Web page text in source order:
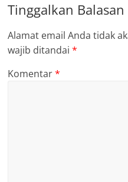
Tinggalkan Balasan
Alamat email Anda tidak
wajib ditandai*
Komentar*